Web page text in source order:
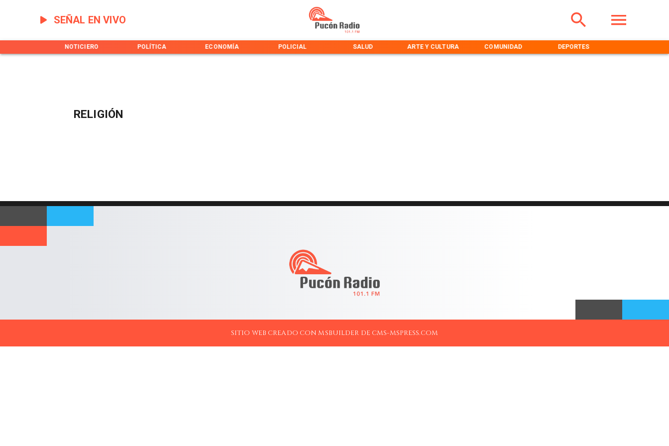
SEÑAL EN VIVO
NOTICIERO POLÍTICA ECONOMÍA POLICIAL SALUD ARTE Y CULTURA COMUNIDAD DEPORTES
RELIGIÓN
SITIO WEB CREADO CON MSBUILDER DE CMS-MSPRESS.COM